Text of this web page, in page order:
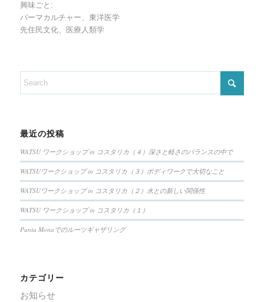
興味ごと:
パーマカルチャー、東洋医学
先住民文化、医療人類学
最近の投稿
WATSU ワークショップ in コスタリカ（４）深さと軽さのバランスの中で
WATSUワークショップ in コスタリカ（３）ボディワークで大切なこと
WATSUワークショップ in コスタリカ（２）水との新しい関係性
WATSU ワークショップ in コスタリカ（１）
Punta Monaでのルーツギャザリング
カテゴリー
お知らせ